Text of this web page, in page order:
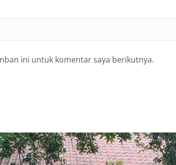
ini untuk komentar saya berikutnya.